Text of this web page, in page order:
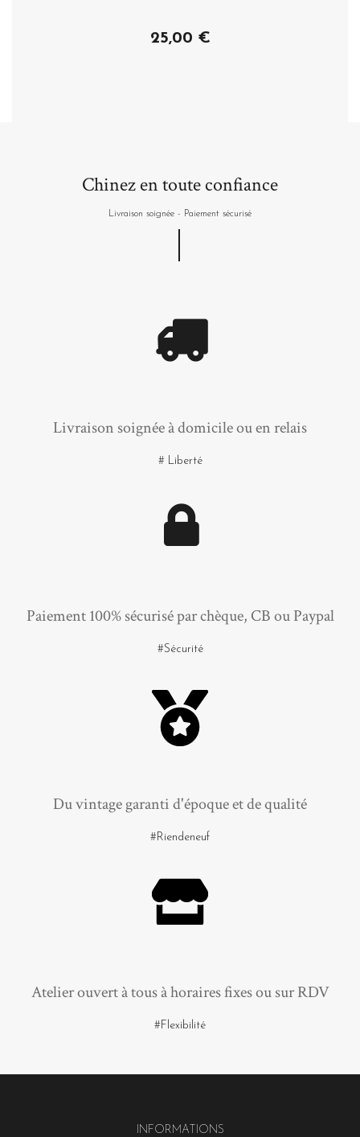
25,00 €
Chinez en toute confiance
Livraison soignée - Paiement sécurisé
Livraison soignée à domicile ou en relais
# Liberté
Paiement 100% sécurisé par chèque, CB ou Paypal
#Sécurité
Du vintage garanti d'époque et de qualité
#Riendeneuf
Atelier ouvert à tous à horaires fixes ou sur RDV
#Flexibilité
INFORMATIONS